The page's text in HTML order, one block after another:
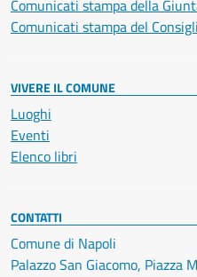
Comunicati stampa della
Comunicati stampa del
VIVERE IL COMUNE
Luoghi
Eventi
Elenco libri
CONTATTI
Comune di Napoli
Palazzo San Giacomo, Piazza